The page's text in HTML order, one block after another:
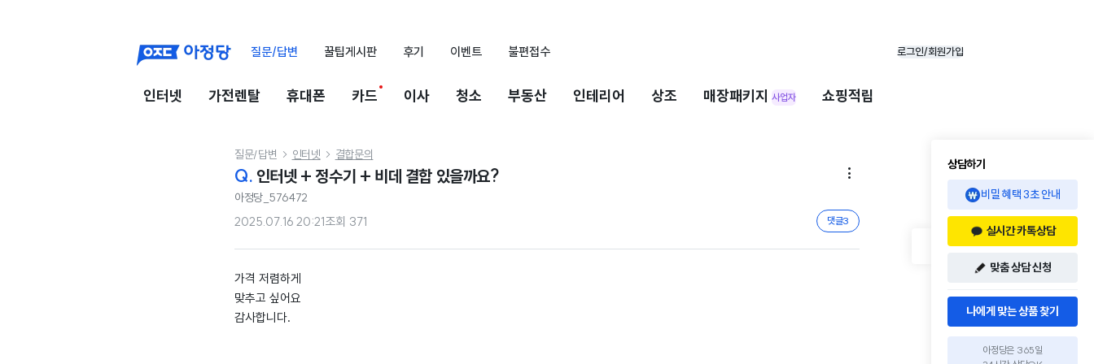
질문/답변 꿀팁게시판 후기 이벤트 불편접수 로그인/회원가입
인터넷 가전렌탈 휴대폰 카드 이사 청소 부동산 인테리어 상조 매장패키지 사업자 쇼핑적립
질문/답변  인터넷  결합문의
Q. 인터넷 + 정수기 + 비데 결합 있을까요? 
아정당_576472
2025.07.16 20:21조회 371 댓글3
가격 저렴하게
맞추고 싶어요
감사합니다.
상담하기
비밀 혜택 3초 안내
실시간 카톡상담
맞춤 상담 신청
나에게 맞는 상품 찾기
아정당은 365일